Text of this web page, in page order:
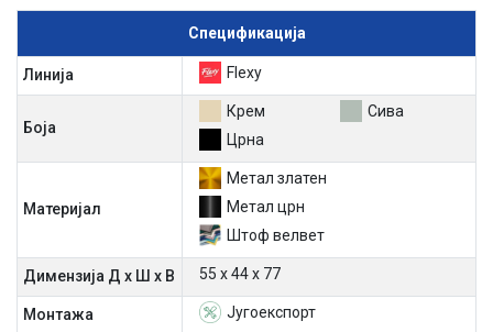
Спецификација
Линија Flexy
Боја
Крем
Сива
Црна
Материјал
Метал златен
Метал црн
Штоф велвет
Димензија Д х Ш х В 55 х 44 х 77
Mонтажа Југоекспорт